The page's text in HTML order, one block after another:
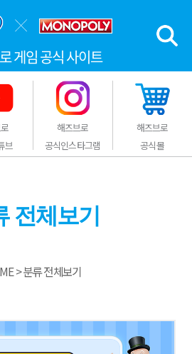
게임 공식 사이트
브
해즈브로
공식인스타그램
해즈브로
공식몰
전체보기
분류 전체보기